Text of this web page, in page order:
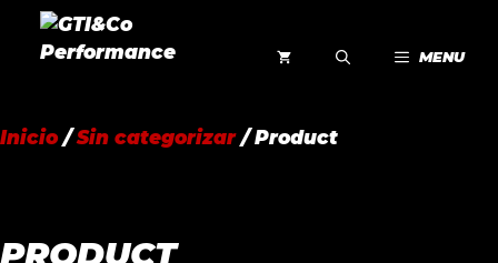
Saltar
MENU
Inicio/Sin categorizar/ Product
PRODUCT